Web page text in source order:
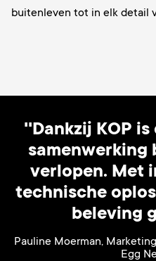
buitenleven tot in elk detail
''Dankzij KOP
samenwerking
verlopen. Met
technische
beleving
Pauline Moerman,
Egg